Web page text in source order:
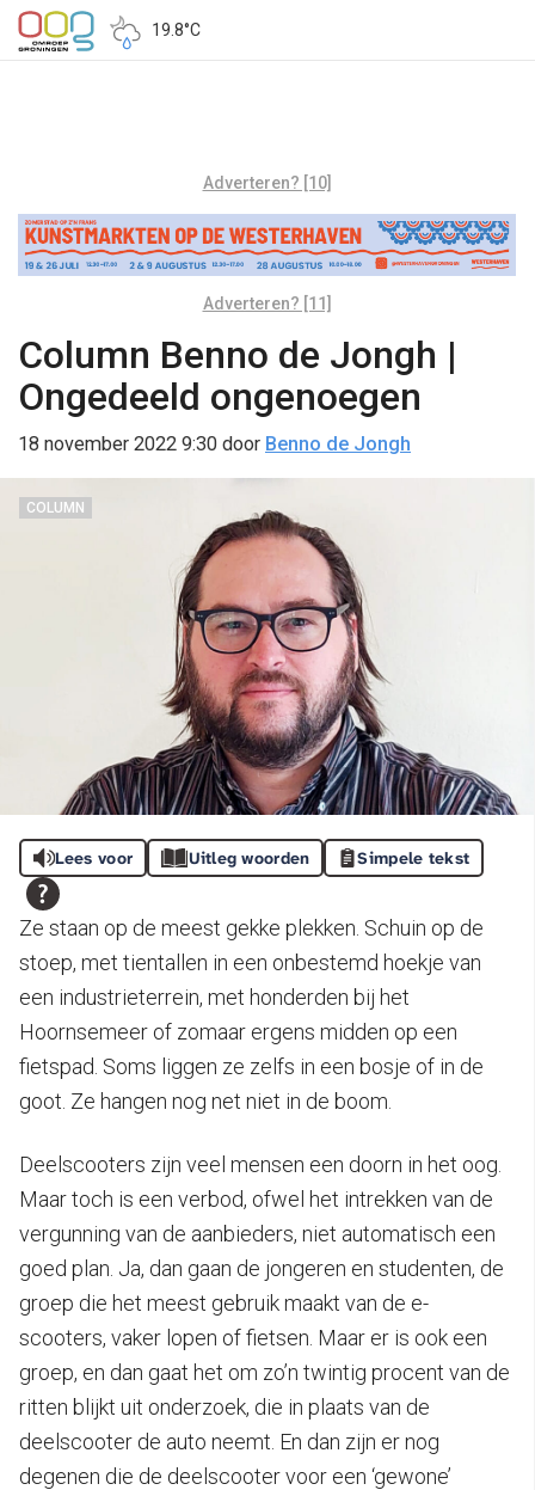
19.8°C
Adverteren? [10]
Adverteren? [11]
Column Benno de Jongh |
Ongedeeld ongenoegen
18 november 2022 9:30 door Benno de Jongh
COLUMN
Lees voor Uitleg woorden Simpele tekst
Ze staan op de meest gekke plekken. Schuin op de
stoep, met tientallen in een onbestemd hoekje van
een industrieterrein, met honderden bij het
Hoornsemeer of zomaar ergens midden op een
fietspad. Soms liggen ze zelfs in een bosje of in de
goot. Ze hangen nog net niet in de boom.
Deelscooters zijn veel mensen een doorn in het oog.
Maar toch is een verbod, ofwel het intrekken van de
vergunning van de aanbieders, niet automatisch een
goed plan. Ja, dan gaan de jongeren en studenten, de
groep die het meest gebruik maakt van de e-
scooters, vaker lopen of fietsen. Maar er is ook een
groep, en dan gaat het om zo’n twintig procent van de
ritten blijkt uit onderzoek, die in plaats van de
deelscooter de auto neemt. En dan zijn er nog
degenen die de deelscooter voor een ‘gewone’